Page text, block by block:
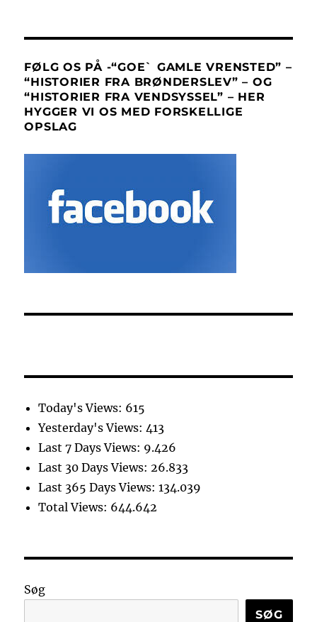
FØLG OS PÅ -“GOE` GAMLE VRENSTED” –
“HISTORIER FRA BRØNDERSLEV” – OG
“HISTORIER FRA VENDSYSSEL” – HER
HYGGER VI OS MED FORSKELLIGE
OPSLAG
Today's Views: 615
Yesterday's Views:413
Last 7 Days Views: 9.426
Last 30 Days Views:26.833
Last 365 Days Views:134.039
Total Views: 644.642
Søg
SØG